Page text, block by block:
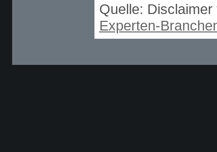
Quelle:
Experten-